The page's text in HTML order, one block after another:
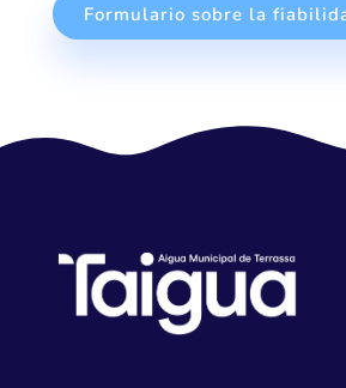
Formulario sobre la